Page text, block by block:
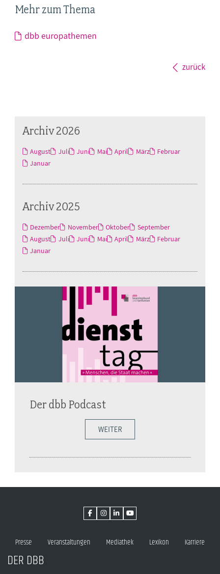
Mehr zum Thema
dbb europathemen
zurück
Archiv 2026
August Juli Juni Mai April März
Februar
Januar
Archiv 2025
Dezember November Oktober
September
August
Juli Juni Mai April März
Februar
Januar
Der dbb Podcast
WEITER
Presse Veranstaltungen Mediathek Lexikon Karriere
DER DBB